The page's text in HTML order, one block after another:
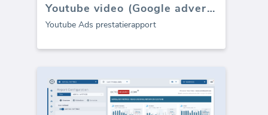
Youtube video (Google advertenties) rapport
Youtube Ads prestatierapport